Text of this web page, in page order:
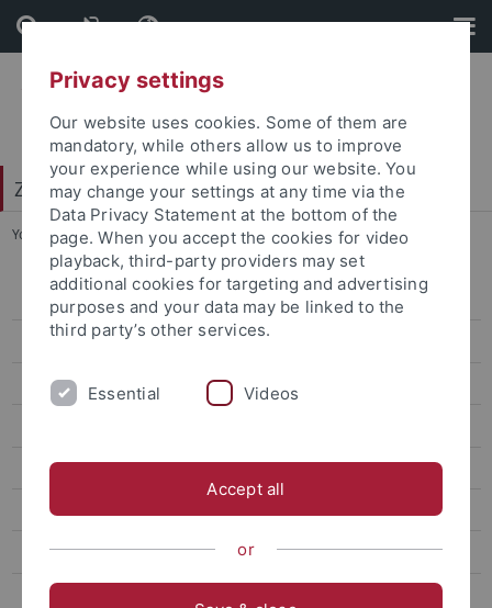
Skip
to
content
Skip
to
footer
Zentrum für Datenverarbeitung (ZDV)
You are here: Startseite ... Unirundmail
alma-Portal
Computing
Mail
Viren- und Spamschutz
Mailinglisten
Unirundmail
Mailserver
Privacy settings
Our website uses cookies. Some of them are
mandatory, while others allow us to improve
your experience while using our website. You
may change your settings at any time via the
Data Privacy Statement at the bottom of the
page. When you accept the cookies for video
playback, third-party providers may set
additional cookies for targeting and advertising
purposes and your data may be linked to the
third party’s other services.
Essential Videos
Accept all
or